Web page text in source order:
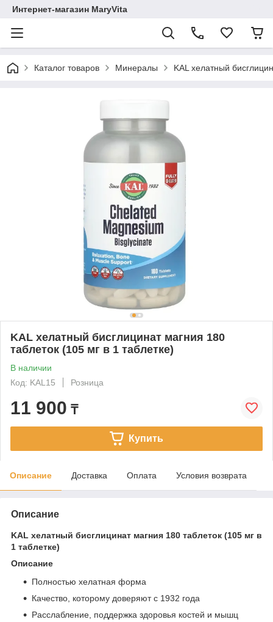
Интернет-магазин MaryVita
Каталог товаров Минералы KAL хелатный
KAL хелатный бисглицинат магния 180
таблеток (105 мг в 1 таблетке)
В наличии
Код: KAL15
Розница
11 900 ₸
Купить
Описание Доставка Оплата Условия возврата
Описание
KAL хелатный бисглицинат магния 180 таблеток (105 мг в
1 таблетке)
Описание
Полностью хелатная форма
Качество, которому доверяют с 1932 года
Расслабление, поддержка здоровья костей и мышц